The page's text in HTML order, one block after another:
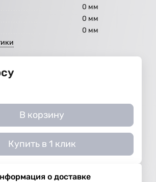
0 мм
0 мм
0 мм
В корзину
Купить в 1 клик
о доставке